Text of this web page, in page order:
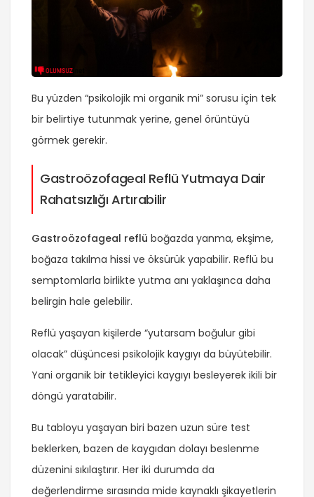
Bu yüzden “psikolojik mi organik mi” sorusu için tek
bir belirtiye tutunmak yerine, genel örüntüyü
görmek gerekir.
Gastroözofageal Reflü Yutmaya Dair
Rahatsızlığı Artırabilir
Gastroözofageal reflü boğazda yanma, ekşime,
boğaza takılma hissi ve öksürük yapabilir. Reflü bu
semptomlarla birlikte yutma anı yaklaşınca daha
belirgin hale gelebilir.
Reflü yaşayan kişilerde “yutarsam boğulur gibi
olacak” düşüncesi psikolojik kaygıyı da büyütebilir.
Yani organik bir tetikleyici kaygıyı besleyerek ikili bir
döngü yaratabilir.
Bu tabloyu yaşayan biri bazen uzun süre test
beklerken, bazen de kaygıdan dolayı beslenme
düzenini sıkılaştırır. Her iki durumda da
değerlendirme sırasında mide kaynaklı şikayetlerin